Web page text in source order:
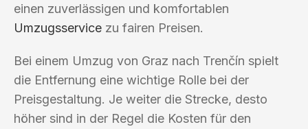
einen zuverlässigen und komfortablen
Umzugsservice zu fairen Preisen.
Bei einem Umzug von Graz nach Trenčín spielt
die Entfernung eine wichtige Rolle bei der
Preisgestaltung. Je weiter die Strecke, desto
höher sind in der Regel die Kosten für den